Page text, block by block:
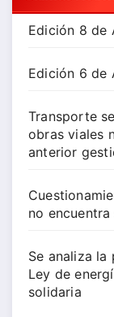
Edición 8 de
Edición 6 de
Transporte
obras viales
anterior
no
Se analiza la
Ley de
solidaria